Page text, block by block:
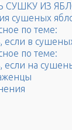
СУШКУ ИЗ
сушеных
по теме:
если в
по теме:
если на